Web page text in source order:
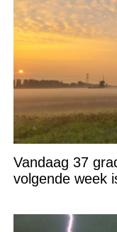
Vandaag 37
volgende week